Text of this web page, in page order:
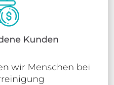
Kunden
wir Menschen bei